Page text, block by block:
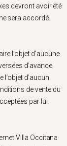
devront avoir été
sera accordé.
l’objet d’aucune
d’avance
d’aucun
de vente du
par lui.
Villa Occitana